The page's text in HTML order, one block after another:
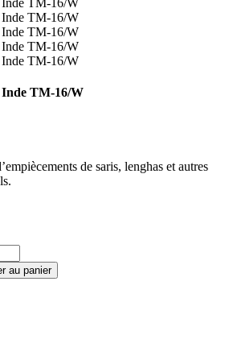
TM-16/W
de saris, lenghas et autres
au panier